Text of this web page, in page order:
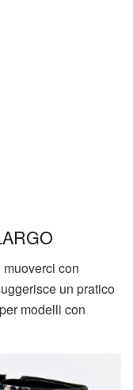
con
un pratico
modelli con